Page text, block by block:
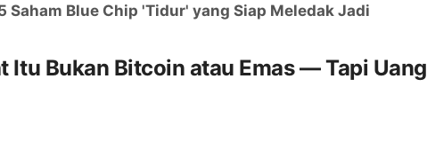
Saham Blue Chip 'Tidur' yang Siap Meledak Jadi
Itu Bukan Bitcoin atau Emas — Tapi Uang